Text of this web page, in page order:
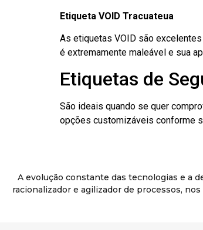
Etiqueta VOID Tracuateua
As etiquetas VOID são
é extremamente maleável e sua
Etiquetas de
São ideais quando se quer
opções customizáveis conforme
A evolução constante das tecnologias e a
racionalizador e agilizador de processos,